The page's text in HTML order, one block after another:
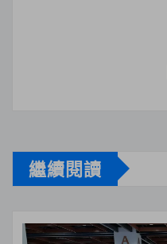
繼續閱讀